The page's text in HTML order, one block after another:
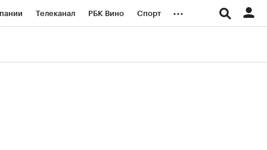
Телеканал РБК Вино Спорт ...